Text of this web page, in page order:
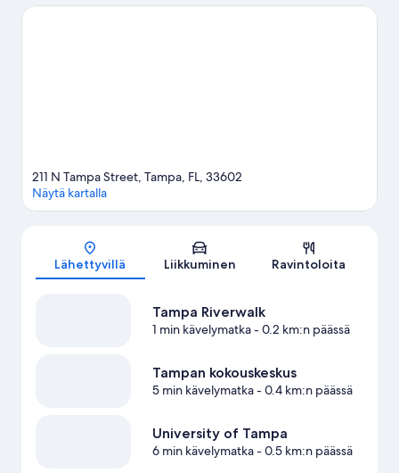
kohteita alueen suosituimmista nähtävyyksistä kiinnostuneille.
Kartta
211 N Tampa Street, Tampa, FL, 33602
Näytä kartalla
Lähettyvillä Liikkuminen Ravintoloita
Tampa Riverwalk
1 min kävelymatka- 0.2 km:n päässä
Tampan kokouskeskus
5 min kävelymatka- 0.4 km:n päässä
University of Tampa
6 min kävelymatka- 0.5 km:n päässä